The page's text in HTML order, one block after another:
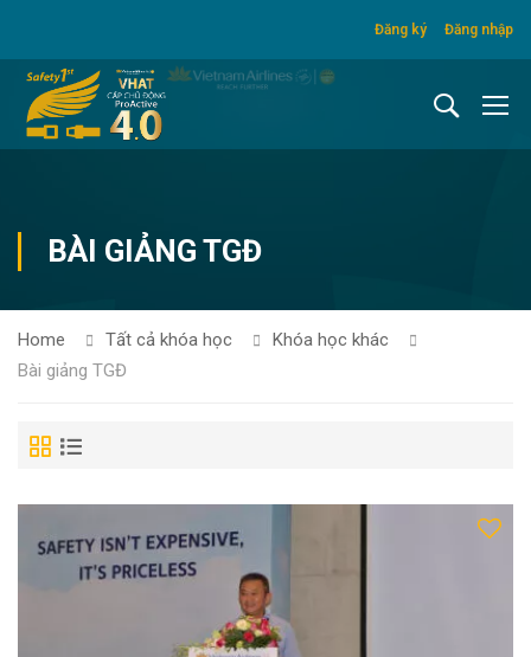
Đăng ký Đăng nhập
BÀI GIẢNG TGĐ
Home Tất cả khóa học
Khóa học khác
Bài giảng TGĐ